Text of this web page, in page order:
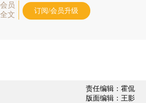
员
文
订阅/会员升级
责任编辑：霍侃
版面编辑：王影